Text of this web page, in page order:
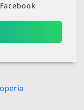
Facebook